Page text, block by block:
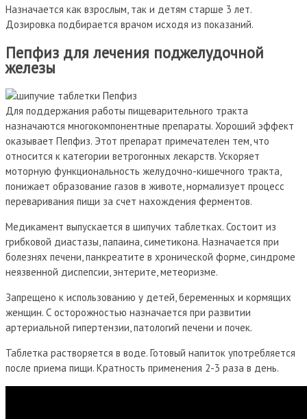
Назначается как взрослым, так и детям старше 3 лет.
Дозировка подбирается врачом исходя из показаний.
Пепфиз для лечения поджелудочной
железы
Для поддержания работы пищеварительного тракта
назначаются многокомпонентные препараты. Хороший эффект
оказывает Пепфиз. Этот препарат примечателен тем, что
относится к категории ветрогонных лекарств. Ускоряет
моторную функциональность желудочно-кишечного тракта,
понижает образование газов в животе, нормализует процесс
переваривания пищи за счет нахождения ферментов.
Медикамент выпускается в шипучих таблетках. Состоит из
грибковой диастазы, папаина, симетикона. Назначается при
болезнях печени, панкреатите в хронической форме, синдроме
неязвенной диспепсии, энтерите, метеоризме.
Запрещено к использованию у детей, беременных и кормящих
женщин. С осторожностью назначается при развитии
артериальной гипертензии, патологий печени и почек.
Таблетка растворяется в воде. Готовый напиток употребляется
после приема пищи. Кратность применения 2-3 раза в день.